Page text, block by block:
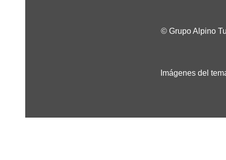
© Grupo Alpino
Imágenes del